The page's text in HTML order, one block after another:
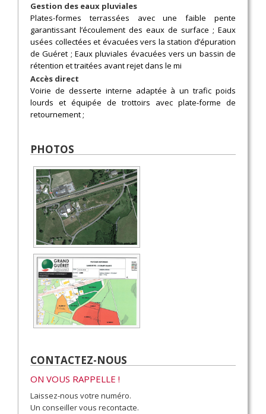
Gestion des eaux pluviales
Plates-formes terrassées avec une faible pente
garantissant l’écoulement des eaux de surface ; Eaux
usées collectées et évacuées vers la station d’épuration
de Guéret ; Eaux pluviales évacuées vers un bassin de
rétention et traitées avant rejet dans le mi
Accès direct
Voirie de desserte interne adaptée à un trafic poids
lourds et équipée de trottoirs avec plate-forme de
retournement ;
PHOTOS
CONTACTEZ-NOUS
ON VOUS RAPPELLE !
Laissez-nous votre numéro.
Un conseiller vous recontacte.